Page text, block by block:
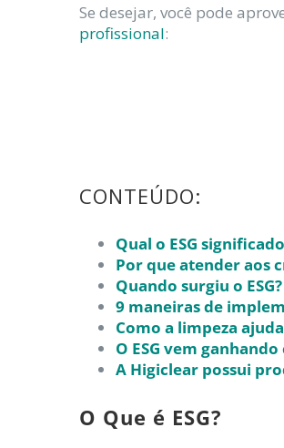
Se desejar, você pode
profissional:
CONTEÚDO:
Qual o ESG
Por que atender aos
Quando surgiu o ESG?
9 maneiras de
Como a limpeza
O ESG vem
A Higiclear possui
O Que é ESG?